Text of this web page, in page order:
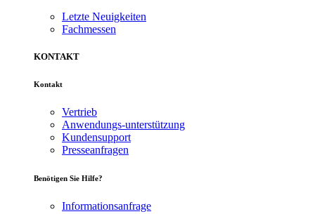
Letzte Neuigkeiten
Fachmessen
KONTAKT
Kontakt
Vertrieb
Anwendungs-unterstützung
Kundensupport
Presseanfragen
Benötigen Sie Hilfe?
Informationsanfrage